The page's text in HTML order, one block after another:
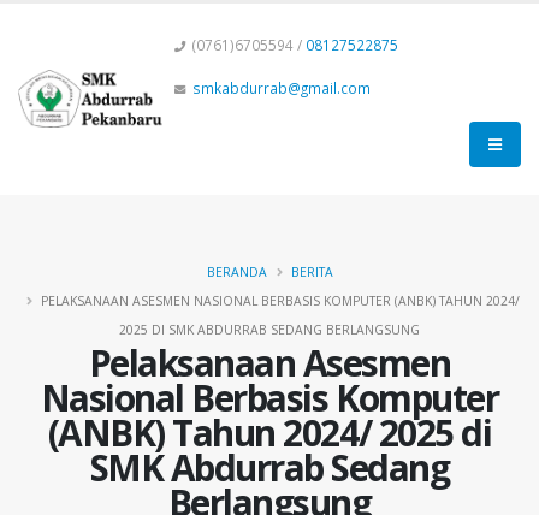
(0761)6705594 / 08127522875
smkabdurrab@gmail.com
Pelaksanaan Asesmen
Nasional Berbasis Komputer
(ANBK) Tahun 2024/ 2025 di
SMK Abdurrab Sedang
Berlangsung
BERANDA
BERITA
PELAKSANAAN ASESMEN NASIONAL BERBASIS KOMPUTER (ANBK) TAHUN 2024/
2025 DI SMK ABDURRAB SEDANG BERLANGSUNG